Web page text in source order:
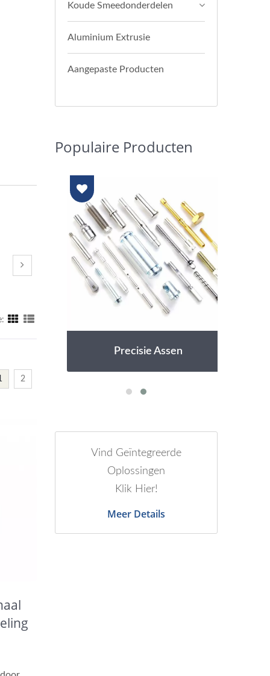
2
Koude Smeedonderdelen
Aluminium Extrusie
Aangepaste Producten
Populaire Producten
Precisie Assen
Vind Geïntegreerde
Oplossingen
Klik Hier!
Meer Details